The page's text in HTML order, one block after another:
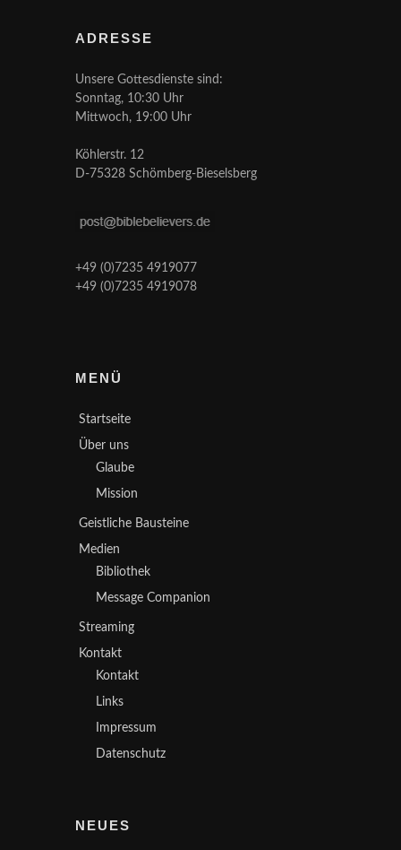
ADRESSE
Unsere Gottesdienste sind:
Sonntag, 10:30 Uhr
Mittwoch, 19:00 Uhr
Köhlerstr. 12
D-75328 Schömberg-Bieselsberg
+49 (0)7235 4919077
+49 (0)7235 4919078
MENÜ
Startseite
Über uns
Glaube
Mission
Geistliche Bausteine
Medien
Bibliothek
Message Companion
Streaming
Kontakt
Kontakt
Links
Impressum
Datenschutz
NEUES